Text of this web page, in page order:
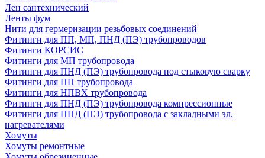
Лен сантехнический
Ленты фум
Нити для гермеризации резьбовых соединений
Фитинги для ПП, МП, ПНД (ПЭ) трубопроводов
Фитинги КОРСИС
Фитинги для МП трубопровода
Фитинги для ПНД (ПЭ) трубопровода под стыковую сварку
Фитинги для ПП трубопровода
Фитинги для НПВХ трубопровода
Фитинги для ПНД (ПЭ) трубопровода компрессионные
Фитинги для ПНД (ПЭ) трубопровода с закладными эл.
нагревателями
Хомуты
Хомуты ремонтные